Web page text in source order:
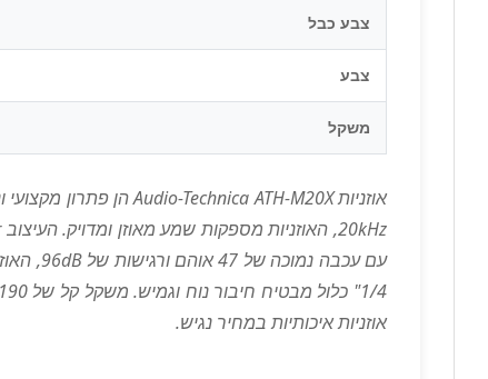
צבע כבל
צבע
משקל
אוזניות איכותיות במחיר נגיש.